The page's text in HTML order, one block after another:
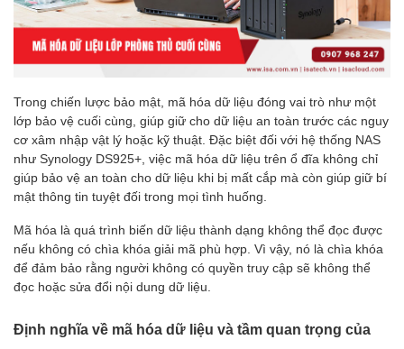
Trong chiến lược bảo mật, mã hóa dữ liệu đóng vai trò như một
lớp bảo vệ cuối cùng, giúp giữ cho dữ liệu an toàn trước các nguy
cơ xâm nhập vật lý hoặc kỹ thuật. Đặc biệt đối với hệ thống NAS
như Synology DS925+, việc mã hóa dữ liệu trên ổ đĩa không chỉ
giúp bảo vệ an toàn cho dữ liệu khi bị mất cắp mà còn giúp giữ bí
mật thông tin tuyệt đối trong mọi tình huống.
Mã hóa là quá trình biến dữ liệu thành dạng không thể đọc được
nếu không có chìa khóa giải mã phù hợp. Vì vậy, nó là chìa khóa
để đảm bảo rằng người không có quyền truy cập sẽ không thể
đọc hoặc sửa đổi nội dung dữ liệu.
Định nghĩa về mã hóa dữ liệu và tầm quan trọng của